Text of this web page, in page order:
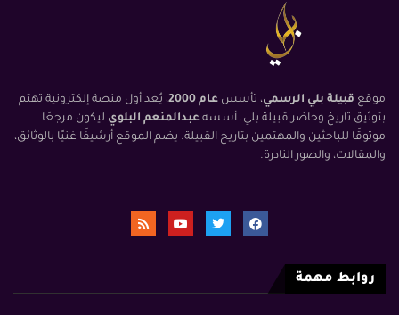
موقع قبيلة بلي الرسمي، تأسس عام 2000
، يُعد أول منصة إلكترونية تهتم
بتوثيق تاريخ وحاضر قبيلة بلي. أسسه عبدالمنعم البلوي ليكون مرجعًا
موثوقًا للباحثين والمهتمين بتاريخ القبيلة. يضم الموقع أرشيفًا غنيًا بالوثائق،
والمقالات، والصور النادرة.
روابط مهمة